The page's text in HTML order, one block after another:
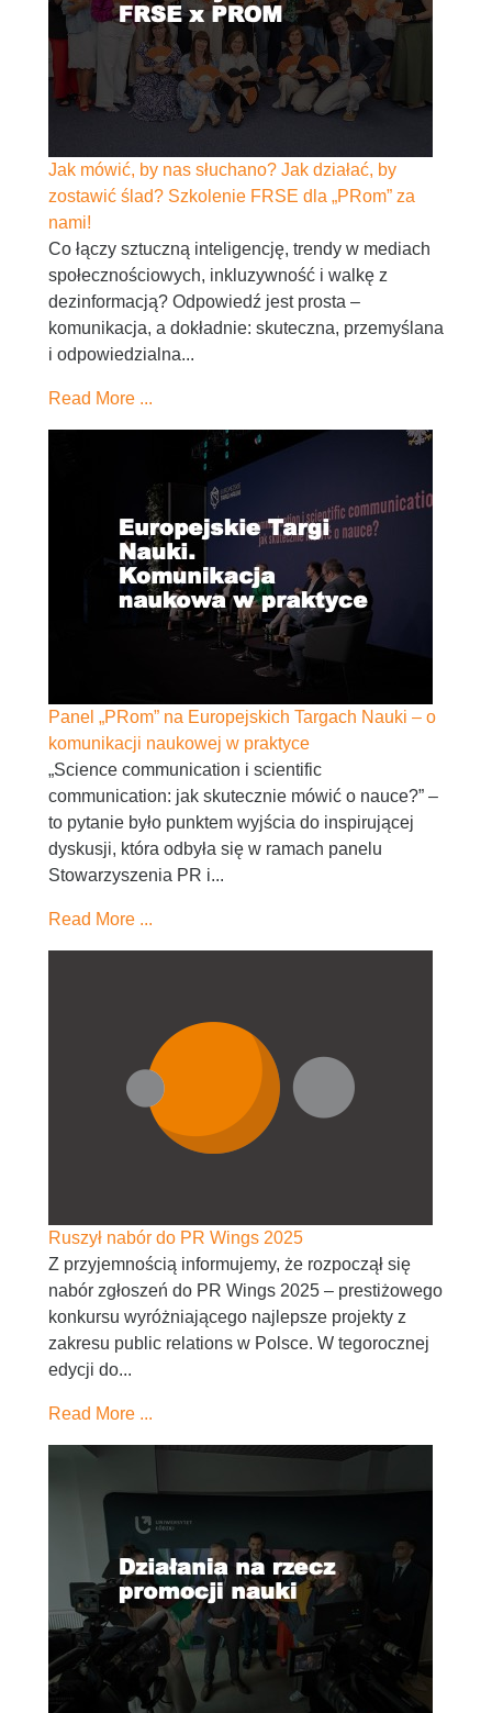
Jak mówić, by nas słuchano? Jak działać, by
zostawić ślad? Szkolenie FRSE dla „PRom” za
nami!
Co łączy sztuczną inteligencję, trendy w mediach
społecznościowych, inkluzywność i walkę z
dezinformacją? Odpowiedź jest prosta –
komunikacja, a dokładnie: skuteczna, przemyślana
i odpowiedzialna...
Read More ...
Panel „PRom” na Europejskich Targach Nauki – o
komunikacji naukowej w praktyce
„Science communication i scientific
communication: jak skutecznie mówić o nauce?” –
to pytanie było punktem wyjścia do inspirującej
dyskusji, która odbyła się w ramach panelu
Stowarzyszenia PR i...
Read More ...
Ruszył nabór do PR Wings 2025
Z przyjemnością informujemy, że rozpoczął się
nabór zgłoszeń do PR Wings 2025 – prestiżowego
konkursu wyróżniającego najlepsze projekty z
zakresu public relations w Polsce. W tegorocznej
edycji do...
Read More ...